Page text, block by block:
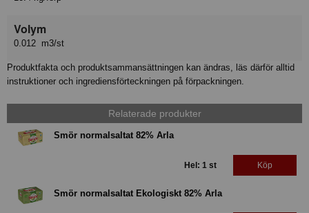
Volym
0.012 m3/st
Produktfakta och produktsammansättningen kan ändras, läs därför alltid
instruktioner och ingrediensförteckningen på förpackningen.
Relaterade produkter
Smör normalsaltat 82% Arla
Hel: 1 st Köp
Smör normalsaltat Ekologiskt 82% Arla